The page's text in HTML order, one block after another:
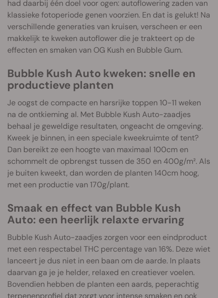
had daarbij één doel voor ogen: autoflowering zaden van
klassieke fotoperiode genen voorzien. En dat is gelukt! Na
verschillende generaties van kruisen, verscheen er een
makkelijk te kweken autoflower die je trakteert op de
effecten en smaken van OG Kush en Bubble Gum.
Bubble Kush Auto kweken: snelle en
productieve planten
Je oogst de compacte en harsrijke toppen 10-11 weken
na de ontkieming al. Met Bubble Kush Auto-zaadjes
behaal je geweldige resultaten, ongeacht de omgeving.
Kweek je binnen, in een speciale kweekruimte of tent?
Dan bereikt ze een hoogte van maximaal 100cm en
schommelt de opbrengst tussen de 350 en 400g/m². Als
je buiten kweekt, dan worden de planten 140cm hoog,
met een productie van 170g/plant.
Smaak en effect van Bubble Kush
Auto: een heerlijk relaxte ervaring
Bubble Kush Auto-zaadjes zorgen voor een eindproduct
met een respectabel THC percentage van 16%. Deze wiet
lanceert je dus niet in een baan om de aarde. In plaats
daarvan ga je je helder, relaxed en creatiever voelen.
Bovendien hebben de planten een aards, peperachtig
terpenenprofiel dat zorgt voor intense smaken en ook